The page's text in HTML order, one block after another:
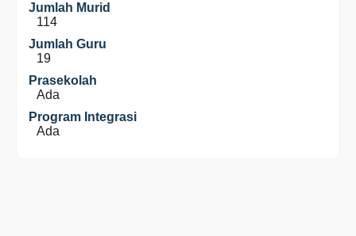
Jumlah Murid
114
Jumlah Guru
19
Prasekolah
Ada
Program Integrasi
Ada